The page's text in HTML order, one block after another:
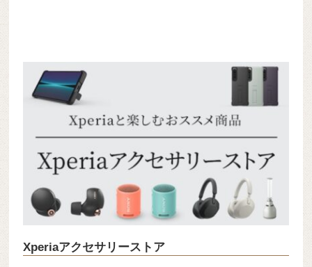
Xperiaアクセサリーストア